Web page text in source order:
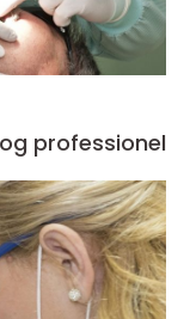
professionel